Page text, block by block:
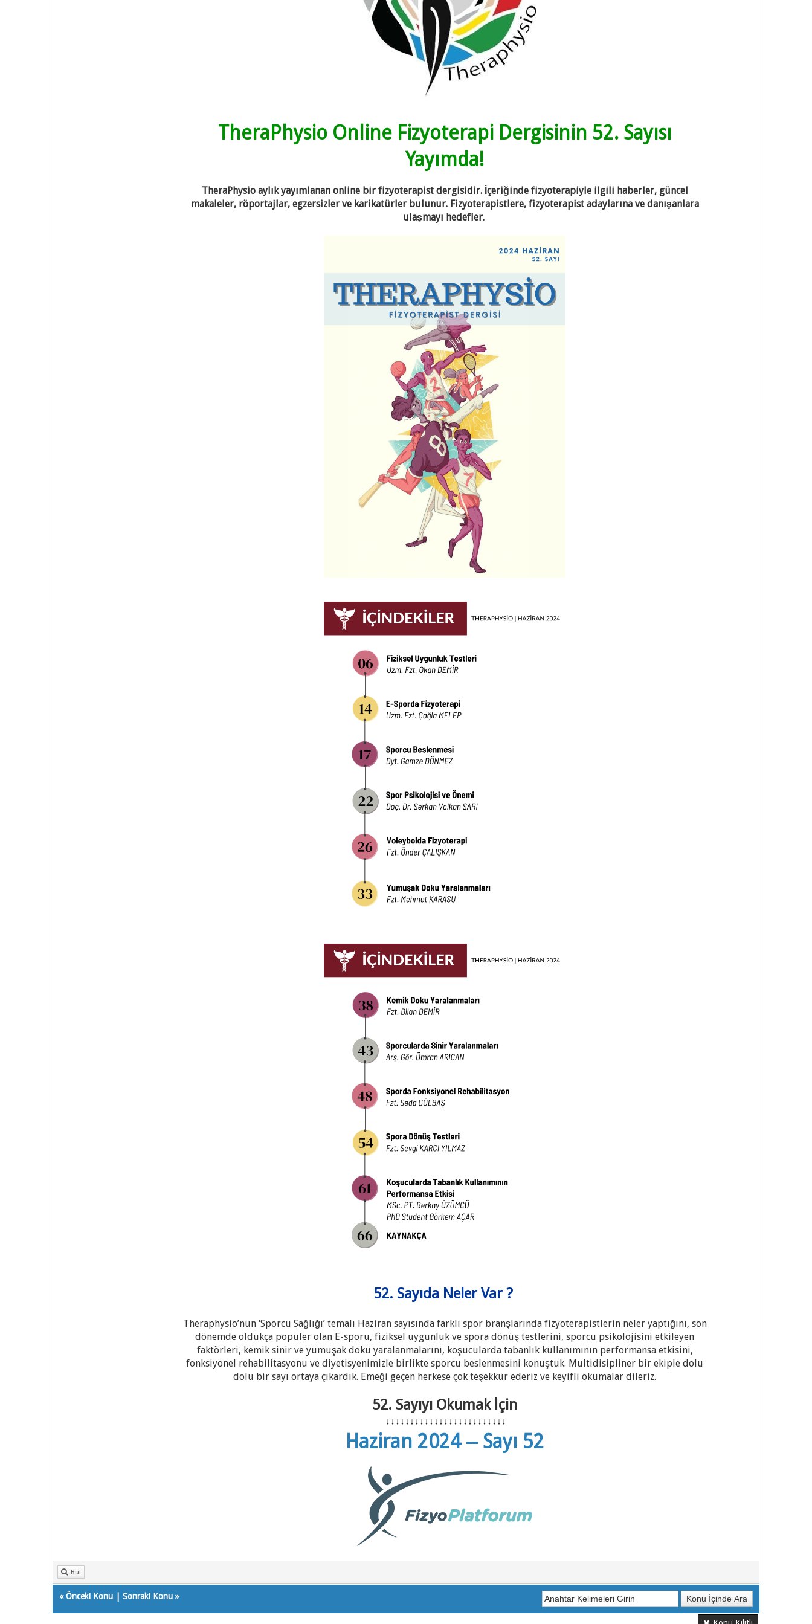
TheraPhysio Online Fizyoterapi Dergisinin 52. Sayısı
Yayımda!
TheraPhysio aylık yayımlanan online bir fizyoterapist dergisidir. İçeriğinde fizyoterapiyle ilgili haberler, güncel
makaleler, röportajlar, egzersizler ve karikatürler bulunur. Fizyoterapistlere, fizyoterapist adaylarına ve danışanlara
ulaşmayı hedefler.
52. Sayıda Neler Var ?
Theraphysio’nun ‘Sporcu Sağlığı’ temalı Haziran sayısında farklı spor branşlarında fizyoterapistlerin neler yaptığını, son
dönemde oldukça popüler olan E-sporu, fiziksel uygunluk ve spora dönüş testlerini, sporcu psikolojisini etkileyen
faktörleri, kemik sinir ve yumuşak doku yaralanmalarını, koşucularda tabanlık kullanımının performansa etkisini,
fonksiyonel rehabilitasyonu ve diyetisyenimizle birlikte sporcu beslenmesini konuştuk. Multidisipliner bir ekiple dolu
dolu bir sayı ortaya çıkardık. Emeği geçen herkese çok teşekkür ederiz ve keyifli okumalar dileriz.
52. Sayıyı Okumak İçin
↓ ↓ ↓ ↓ ↓ ↓ ↓ ↓ ↓ ↓ ↓ ↓ ↓ ↓ ↓ ↓ ↓ ↓ ↓ ↓ ↓ ↓ ↓ ↓ ↓
Haziran 2024 -- Sayı 52
Bul
«Önceki Konu Sonraki Konu »